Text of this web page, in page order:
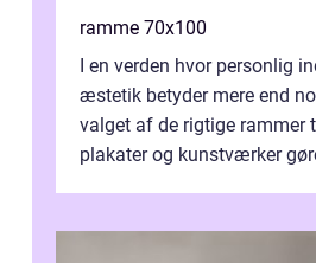
ramme 70x100
I en verden hvor personlig
æstetik betyder mere end
valget af de rigtige rammer
plakater og kunstværker